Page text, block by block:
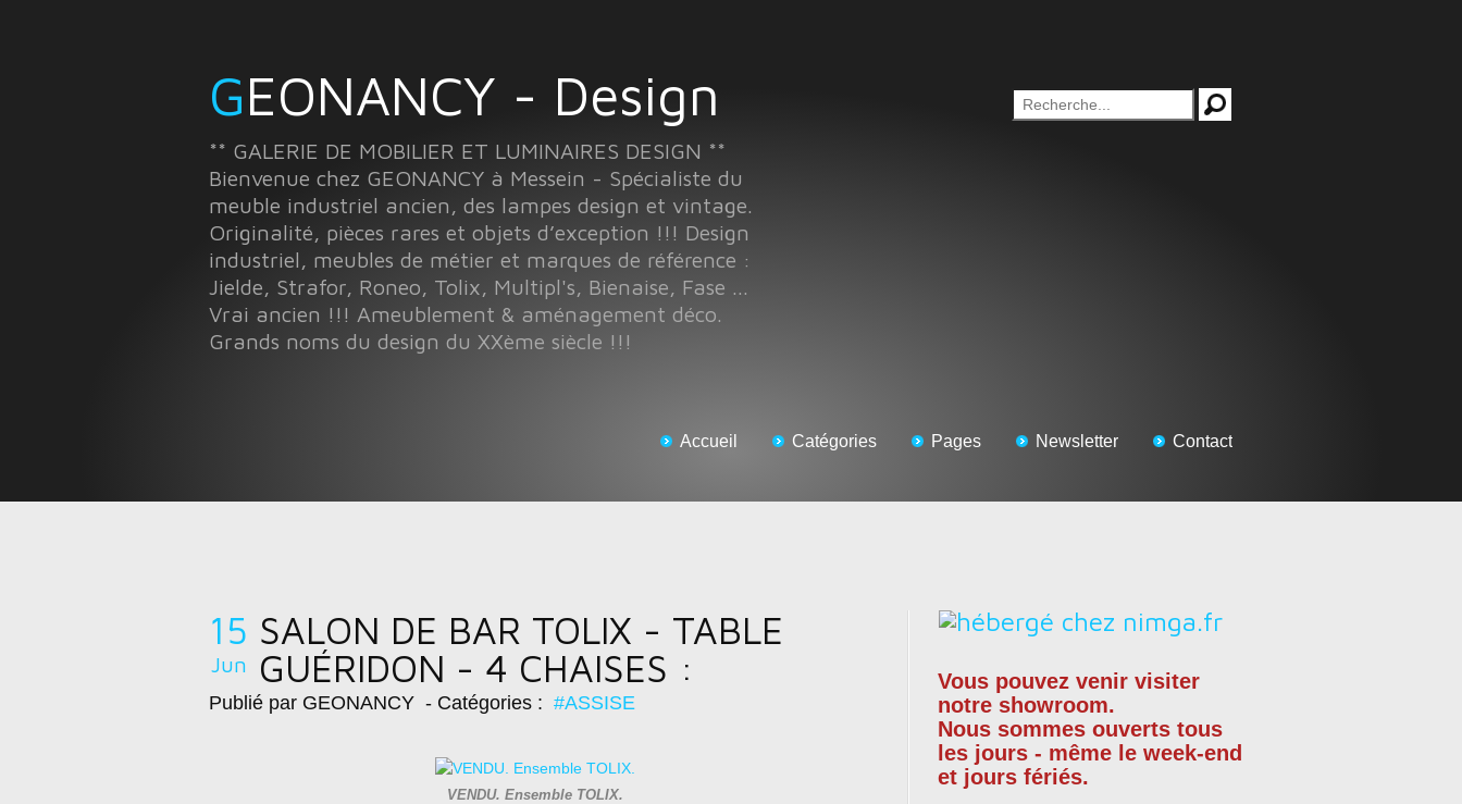
GEONANCY - Design
** GALERIE DE MOBILIER ET LUMINAIRES DESIGN **
Bienvenue chez GEONANCY à Messein - Spécialiste du
meuble industriel ancien, des lampes design et vintage.
Originalité, pièces rares et objets d’exception !!! Design
industriel, meubles de métier et marques de référence :
Jielde, Strafor, Roneo, Tolix, Multipl's, Bienaise, Fase ...
Vrai ancien !!! Ameublement & aménagement déco.
Grands noms du design du XXème siècle !!!
Accueil Catégories Pages Newsletter Contact
15
Jun
SALON DE BAR TOLIX - TABLE
GUÉRIDON - 4 CHAISES :
Publié par GEONANCY - Catégories : #ASSISE
VENDU. Ensemble TOLIX.
Vous pouvez venir visiter
notre showroom.
Nous sommes ouverts tous
les jours - même le week-end
et jours fériés.